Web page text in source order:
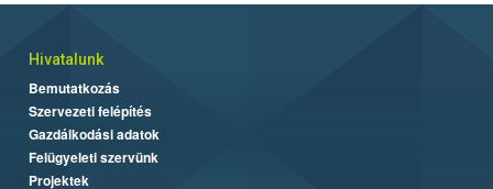
Hivatalunk
Bemutatkozás
Szervezeti felépítés
Gazdálkodási adatok
Felügyeleti szervünk
Projektek